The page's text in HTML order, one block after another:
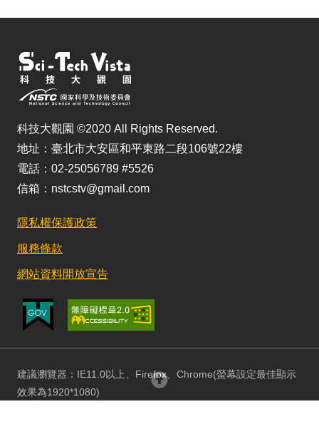
科技大觀園 ©2020 All Rights Reserved.
地址：臺北市大安區和平東路二段106號22樓
電話：02-25056789 #5526
信箱：nstcstv@gmail.com
隱私權保護政策
服務條款
網站資料開放宣告
建議瀏覽器：IE11.0以上、Firefox、Chrome(螢幕設定最佳顯示
效果為1920*1080)
回頂部